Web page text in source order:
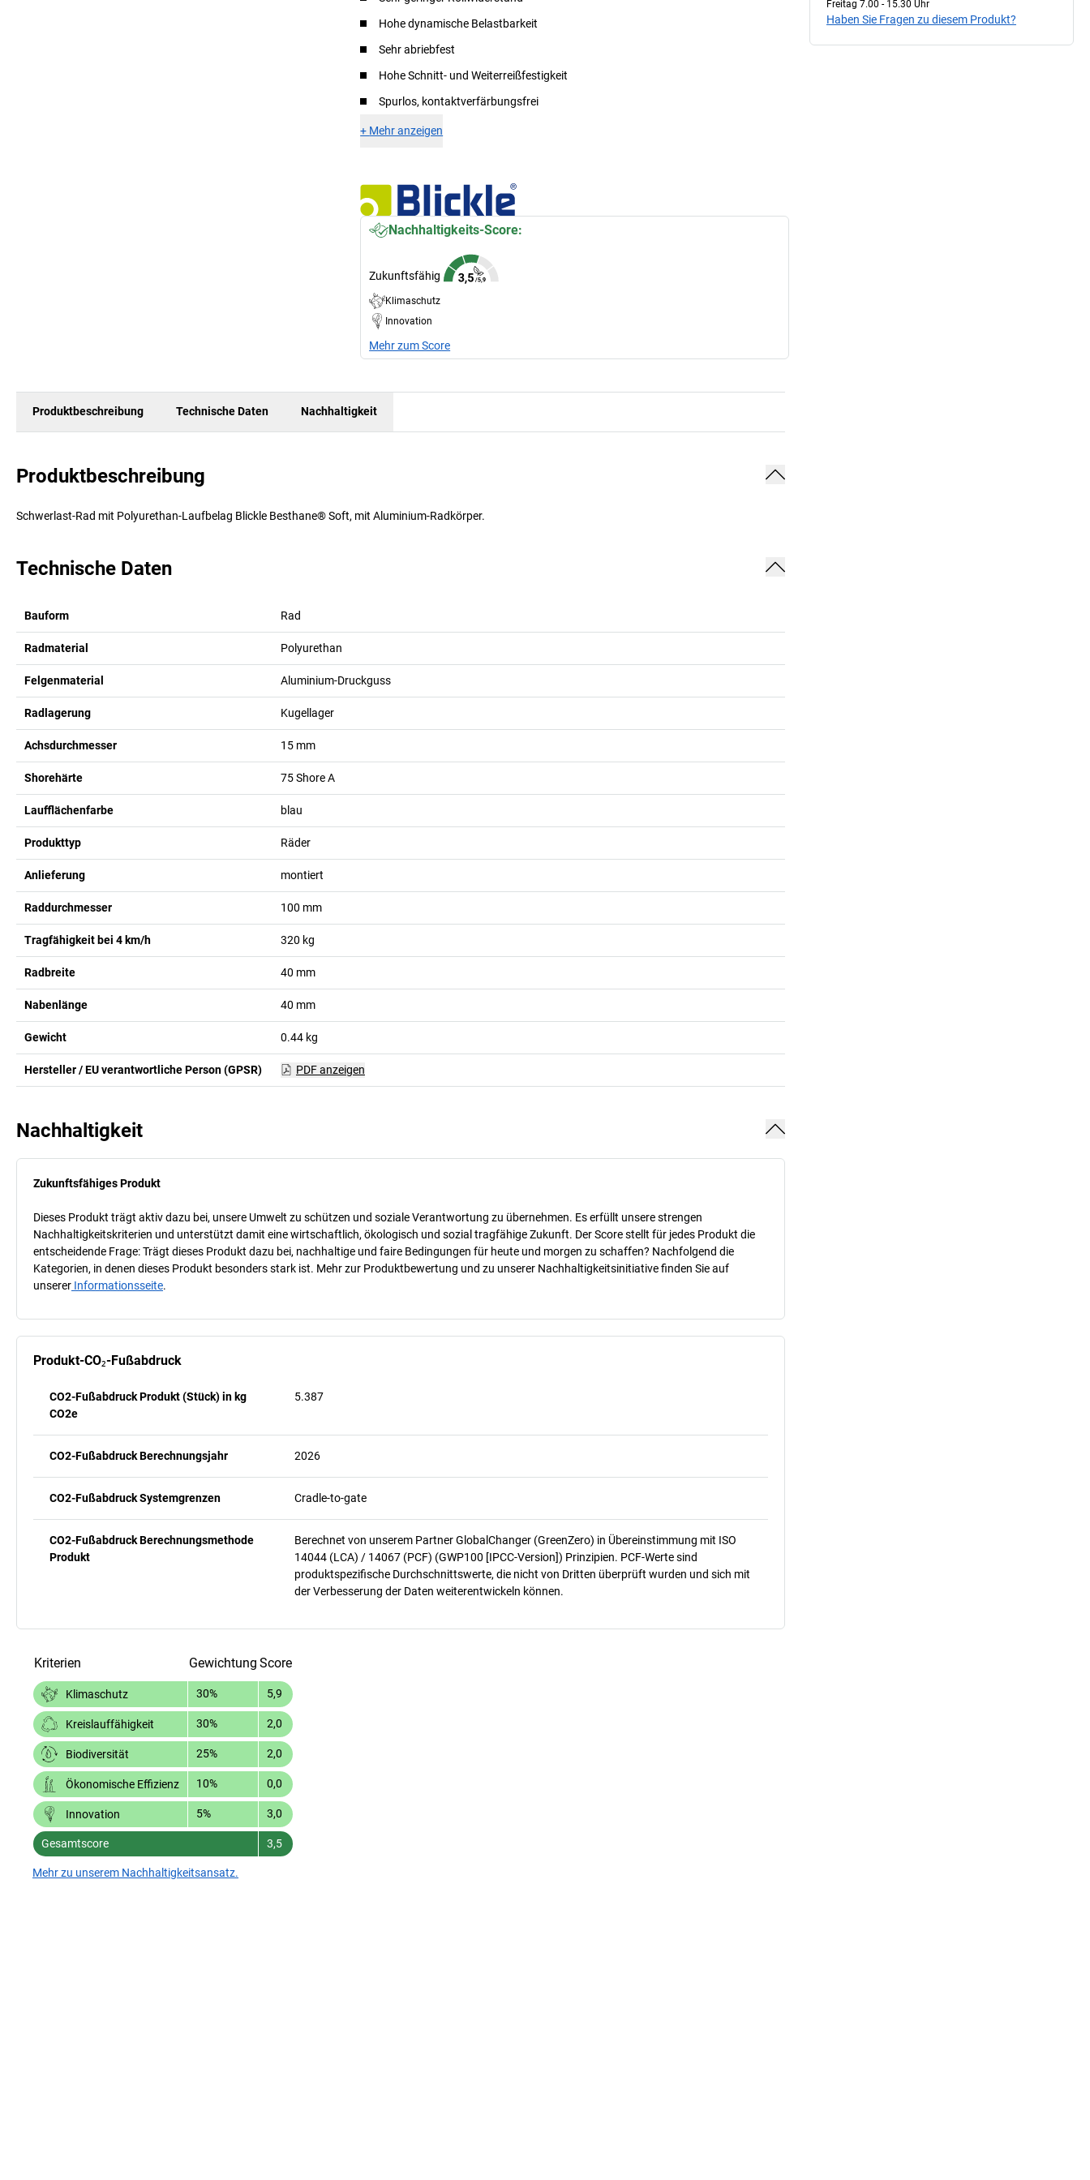
Hohe dynamische Belastbarkeit
Sehr abriebfest
Hohe Schnitt- und Weiterreißfestigkeit
Spurlos, kontaktverfärbungsfrei
+ Mehr anzeigen
Nachhaltigkeits-Score:
Zukunftsfähig
Klimaschutz
Innovation
Mehr zum Score
Produktbeschreibung Technische Daten Nachhaltigkeit
Produktbeschreibung
Schwerlast-Rad mit Polyurethan-Laufbelag Blickle Besthane® Soft, mit Aluminium-Radkörper.
Technische Daten
Bauform Rad
Radmaterial Polyurethan
Felgenmaterial Aluminium-Druckguss
Radlagerung Kugellager
Achsdurchmesser 15 mm
Shorehärte 75 Shore A
Laufflächenfarbe blau
Produkttyp Räder
Anlieferung montiert
Raddurchmesser 100 mm
Tragfähigkeit bei 4 km/h 320 kg
Radbreite 40 mm
Nabenlänge 40 mm
Gewicht 0.44 kg
Hersteller / EU verantwortliche Person (GPSR) PDF anzeigen
Nachhaltigkeit
Zukunftsfähiges Produkt
Dieses Produkt trägt aktiv dazu bei, unsere Umwelt zu schützen und soziale Verantwortung zu übernehmen. Es erfüllt unsere strengen
Nachhaltigkeitskriterien und unterstützt damit eine wirtschaftlich, ökologisch und sozial tragfähige Zukunft. Der Score stellt für jedes Produkt die
entscheidende Frage: Trägt dieses Produkt dazu bei, nachhaltige und faire Bedingungen für heute und morgen zu schaffen? Nachfolgend die
Kategorien, in denen dieses Produkt besonders stark ist. Mehr zur Produktbewertung und zu unserer Nachhaltigkeitsinitiative finden Sie auf
unserer Informationsseite.
Produkt-CO₂-Fußabdruck
CO2-Fußabdruck Produkt (Stück) in kg
CO2e
5.387
CO2-Fußabdruck Berechnungsjahr 2026
CO2-Fußabdruck Systemgrenzen Cradle-to-gate
CO2-Fußabdruck Berechnungsmethode
Produkt
Berechnet von unserem Partner GlobalChanger (GreenZero) in Übereinstimmung mit ISO
14044 (LCA) / 14067 (PCF) (GWP100 [IPCC-Version]) Prinzipien. PCF-Werte sind
produktspezifische Durchschnittswerte, die nicht von Dritten überprüft wurden und sich mit
der Verbesserung der Daten weiterentwickeln können.
Kriterien Gewichtung Score
Klimaschutz 30% 5,9
Kreislauffähigkeit 30% 2,0
Biodiversität 25% 2,0
Ökonomische Effizienz 10% 0,0
Innovation 5% 3,0
Gesamtscore 3,5
Mehr zu unserem Nachhaltigkeitsansatz.
Freitag 7.00 - 15.30 Uhr
Haben Sie Fragen zu diesem Produkt?